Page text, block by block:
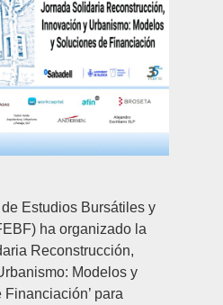
Estudios Bursátiles y
ha organizado la
Reconstrucción,
Modelos y
para